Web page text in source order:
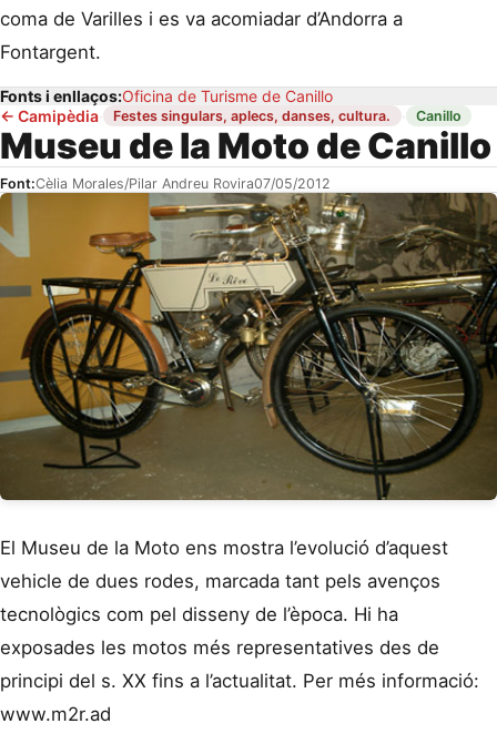
coma de Varilles i es va acomiadar d’Andorra a
Fontargent.
Fonts i enllaços:Oficina de Turisme de Canillo
← Camipèdia· Festes singulars, aplecs, danses, cultura. · Canillo
Museu de la Moto de Canillo
Font:Cèlia Morales/Pilar Andreu Rovira07/05/2012
El Museu de la Moto ens mostra l’evolució d’aquest
vehicle de dues rodes, marcada tant pels avenços
tecnològics com pel disseny de l’època. Hi ha
exposades les motos més representatives des de
principi del s. XX fins a l’actualitat. Per més informació:
www.m2r.ad